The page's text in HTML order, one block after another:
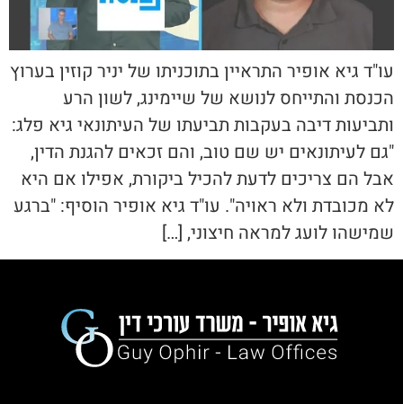
עו"ד גיא אופיר התראיין בתוכניתו של יניר קוזין בערוץ
הכנסת והתייחס לנושא של שיימינג, לשון הרע
ותביעות דיבה בעקבות תביעתו של העיתונאי גיא פלג:
"גם לעיתונאים יש שם טוב, והם זכאים להגנת הדין,
אבל הם צריכים לדעת להכיל ביקורת, אפילו אם היא
לא מכובדת ולא ראויה". עו"ד גיא אופיר הוסיף: "ברגע
שמישהו לועג למראה חיצוני, […]